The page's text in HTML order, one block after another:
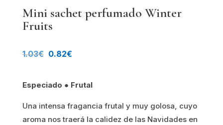
Mini sachet perfumado Winter
Fruits
1.03€ El
original
era:
0.82€El
actual
es:
Especiado ● Frutal
Una intensa fragancia frutal y muy golosa, cuyo
aroma nos traerá la calidez de las Navidades en